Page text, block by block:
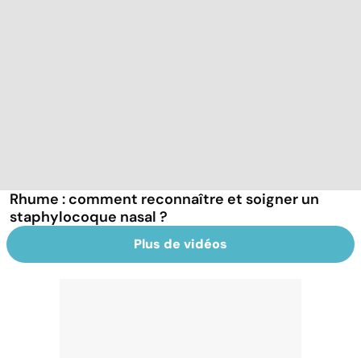
Rhume : comment reconnaître et soigner un
staphylocoque nasal ?
Plus de vidéos